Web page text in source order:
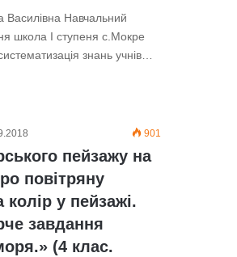
Василівна Навчальний
школа І ступеня с.Мокре
знань учнів…
901
пейзажу на
повітряну
колір у пейзажі.
завдання
(4 клас.